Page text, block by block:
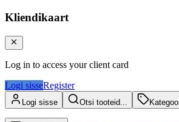
Kliendikaart
Log in to access your client card
Logi sisseRegister
Logi sisse Otsi tooteid...